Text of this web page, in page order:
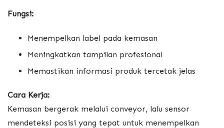
Fungsi:
Menempelkan label pada kemasan
Meningkatkan tampilan profesional
Memastikan informasi produk tercetak jelas
Cara Kerja:
Kemasan bergerak melalui conveyor, lalu sensor
mendeteksi posisi yang tepat untuk menempelkan